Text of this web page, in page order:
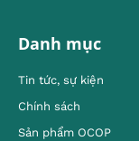
Danh mục
Tin tức, sự kiện
Chính sách
Sản phẩm OCOP